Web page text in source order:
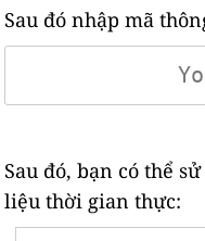
Sau đó nhập mã
Sau đó, bạn có thể
liệu thời gian thực: